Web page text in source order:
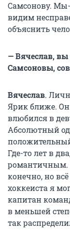
Самсонову.
видим
объяснить
— Вячеслав,
Самсоновы,
Вячеслав.
Ярик ближе.
влюбился в
Абсолютный
Где-то лет в
романтичным.
конечно, но
хоккеиста я
капитан
в меньшей
так